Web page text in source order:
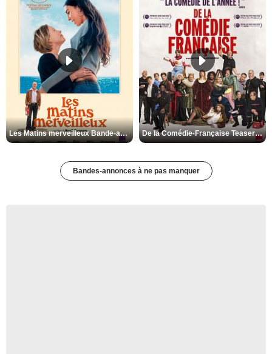
Les Matins merveilleux Bande-annonce VF De la Comédie-Française Teaser VF
Bandes-annonces à ne pas manquer